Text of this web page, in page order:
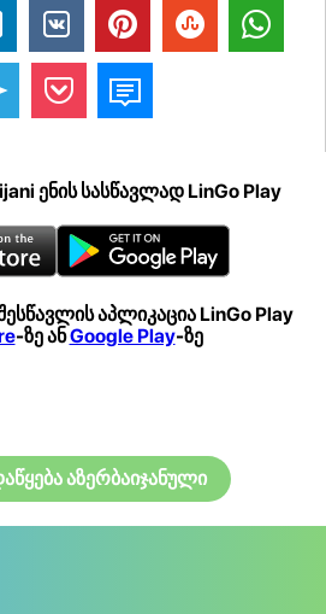
ენის სასწავლად LinGo Play
აპლიკაცია LinGo Play
-ზე ანGoogle Play-ზე
აზერბაიჯანული